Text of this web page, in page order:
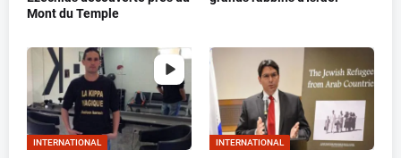
Mont du Temple
INTERNATIONAL INTERNATIONAL